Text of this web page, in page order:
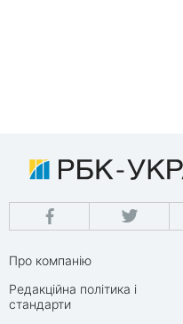
Про компанію
Редакційна політика і
стандарти